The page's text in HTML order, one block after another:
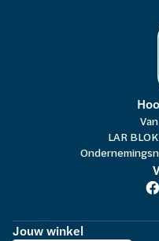
LAR
Jouw winkel